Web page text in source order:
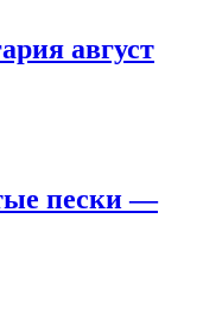
август
пески —